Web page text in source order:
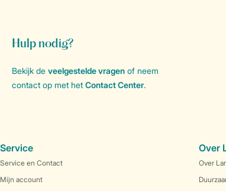
Hulp nodig?
Bekijk de veelgestelde vragen of neem
contact op met het Contact Center.
Service
Service en Contact
Mijn account
Over
Over